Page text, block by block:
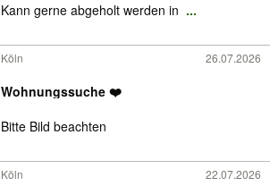
Kann gerne abgeholt werden in ...
Köln 26.07.2026
Wohnungssuche ❤️
Bitte Bild beachten
Köln 22.07.2026